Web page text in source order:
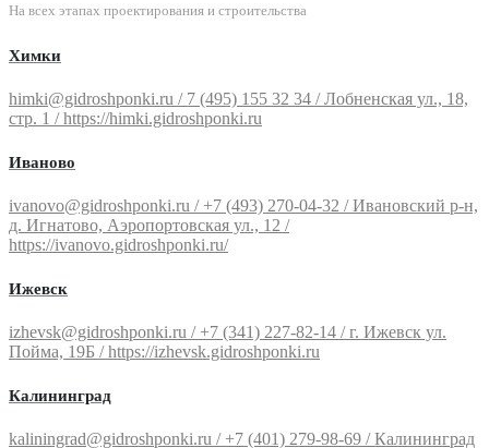
На всех этапах проектирования и строительства
Химки
himki@gidroshponki.ru / 7 (495) 155 32 34 / Лобненская ул., 18,
стр. 1 / https://himki.gidroshponki.ru
Иваново
ivanovo@gidroshponki.ru / +7 (493) 270-04-32 / Ивановский р-н,
д. Игнатово, Аэропортовская ул., 12 /
https://ivanovo.gidroshponki.ru/
Ижевск
izhevsk@gidroshponki.ru / +7 (341) 227-82-14 / г. Ижевск ул.
Пойма, 19Б / https://izhevsk.gidroshponki.ru
Калининград
kaliningrad@gidroshponki.ru / +7 (401) 279-98-69 / Калининград